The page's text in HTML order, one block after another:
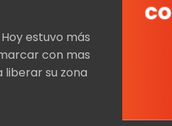
estuvo más
con mas
liberar su zona